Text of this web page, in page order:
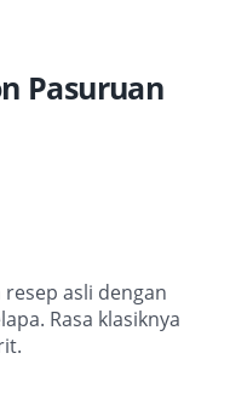
Pasuruan
asli dengan
Rasa klasiknya